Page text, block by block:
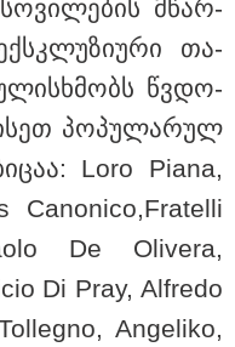
902.70
1096.70
1423.10
მწარ­
თა­
წვდო­
პო­პუ­ლა­რულ
Loro Piana,
Canonico,Fratelli
De Olivera,
Di Pray, Alfredo
Angeliko,